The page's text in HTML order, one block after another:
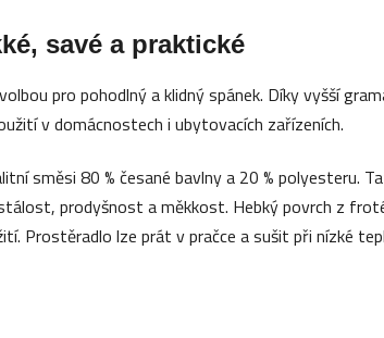
savé a praktické
pro pohodlný a klidný spánek. Díky vyšší
v domácnostech i ubytovacích zařízeních.
směsi 80 % česané bavlny a 20 % polyesteru.
prodyšnost a měkkost. Hebký povrch z
Prostěradlo lze prát v pračce a sušit při nízké